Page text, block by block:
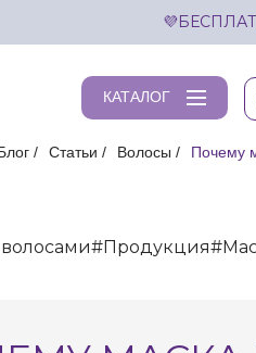
КАТАЛОГ
Статьи Волосы Почему
#Продукция